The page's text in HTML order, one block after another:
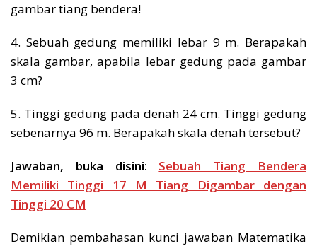
gambar tiang bendera!
4. Sebuah gedung memiliki lebar 9 m. Berapakah
skala gambar, apabila lebar gedung pada gambar
3 cm?
5. Tinggi gedung pada denah 24 cm. Tinggi gedung
sebenarnya 96 m. Berapakah skala denah tersebut?
Jawaban, buka disini: Sebuah Tiang Bendera
Memiliki Tinggi 17 M Tiang Digambar dengan
Tinggi 20 CM
Demikian pembahasan kunci jawaban Matematika